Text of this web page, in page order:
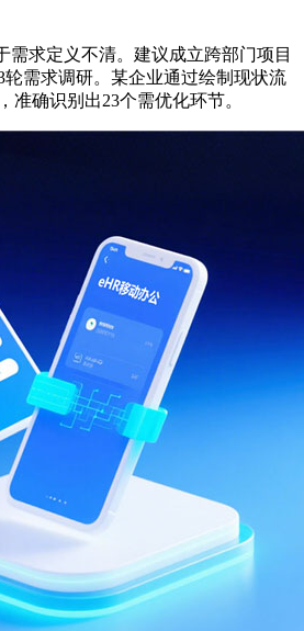
需求定义不清。建议成立跨部门项目
需求调研。某企业通过绘制现状流
准确识别出23个需优化环节。